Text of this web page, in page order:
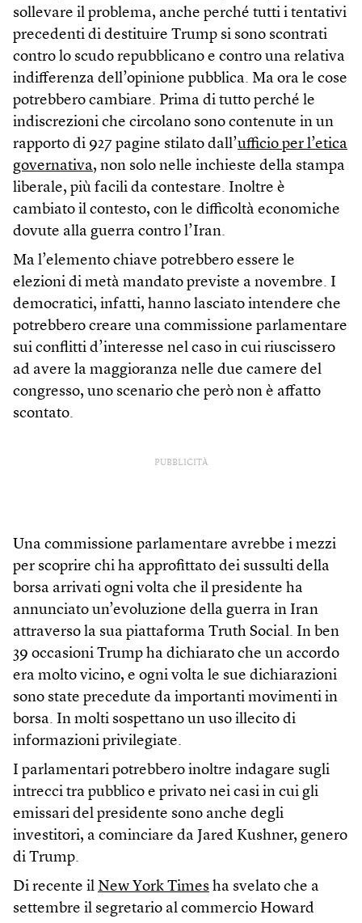
sollevare il problema, anche perché tutti i tentativi
precedenti di destituire Trump si sono scontrati
contro lo scudo repubblicano e contro una relativa
indifferenza dell’opinione pubblica. Ma ora le cose
potrebbero cambiare. Prima di tutto perché le
indiscrezioni che circolano sono contenute in un
rapporto di 927 pagine stilato dall’ufficio per l’etica
governativa, non solo nelle inchieste della stampa
liberale, più facili da contestare. Inoltre è
cambiato il contesto, con le difficoltà economiche
dovute alla guerra contro l’Iran.
Ma l’elemento chiave potrebbero essere le
elezioni di metà mandato previste a novembre. I
democratici, infatti, hanno lasciato intendere che
potrebbero creare una commissione parlamentare
sui conflitti d’interesse nel caso in cui riuscissero
ad avere la maggioranza nelle due camere del
congresso, uno scenario che però non è affatto
scontato.
PUBBLICITÀ
Una commissione parlamentare avrebbe i mezzi
per scoprire chi ha approfittato dei sussulti della
borsa arrivati ogni volta che il presidente ha
annunciato un’evoluzione della guerra in Iran
attraverso la sua piattaforma Truth Social. In ben
39 occasioni Trump ha dichiarato che un accordo
era molto vicino, e ogni volta le sue dichiarazioni
sono state precedute da importanti movimenti in
borsa. In molti sospettano un uso illecito di
informazioni privilegiate.
I parlamentari potrebbero inoltre indagare sugli
intrecci tra pubblico e privato nei casi in cui gli
emissari del presidente sono anche degli
investitori, a cominciare da Jared Kushner, genero
di Trump.
Di recente il New York Times ha svelato che a
settembre il segretario al commercio Howard